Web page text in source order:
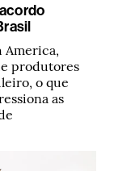
America,
produtores
o que
as